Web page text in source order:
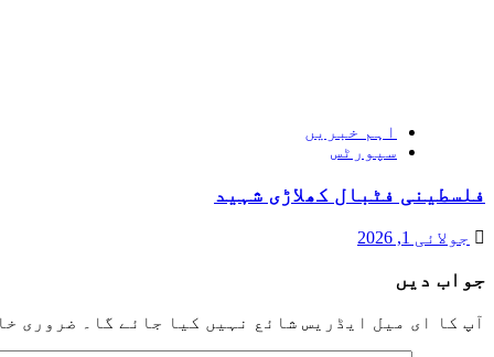
اہم خبریں
سپورٹس
فلسطینی فٹبال کھلاڑی شہید
جولائی 1, 2026
جواب دیں
آپ کا ای میل ایڈریس شائع نہیں کیا جائے گا۔ ضروری